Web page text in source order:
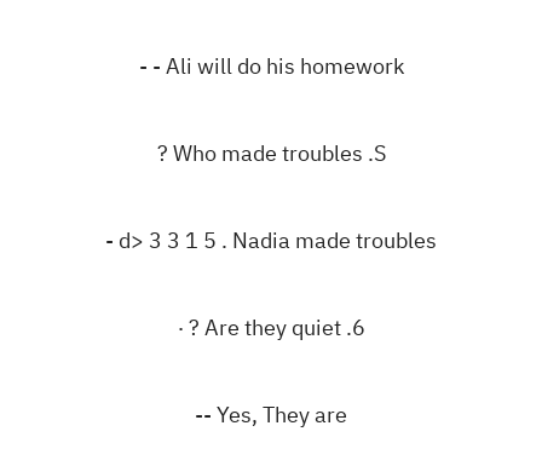
‎- Ali will do his homework -
‎? Who made troubles .S
‎d> 3 3 1 5 . Nadia made troubles -
‎Are they quiet .6‏ ? ٠
‎- Yes, They are-